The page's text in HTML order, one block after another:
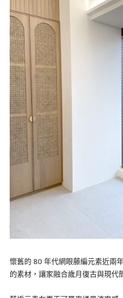
懷舊的 80 年代網眼藤編元素近兩
的素材，讓家融合歲月復古與現代